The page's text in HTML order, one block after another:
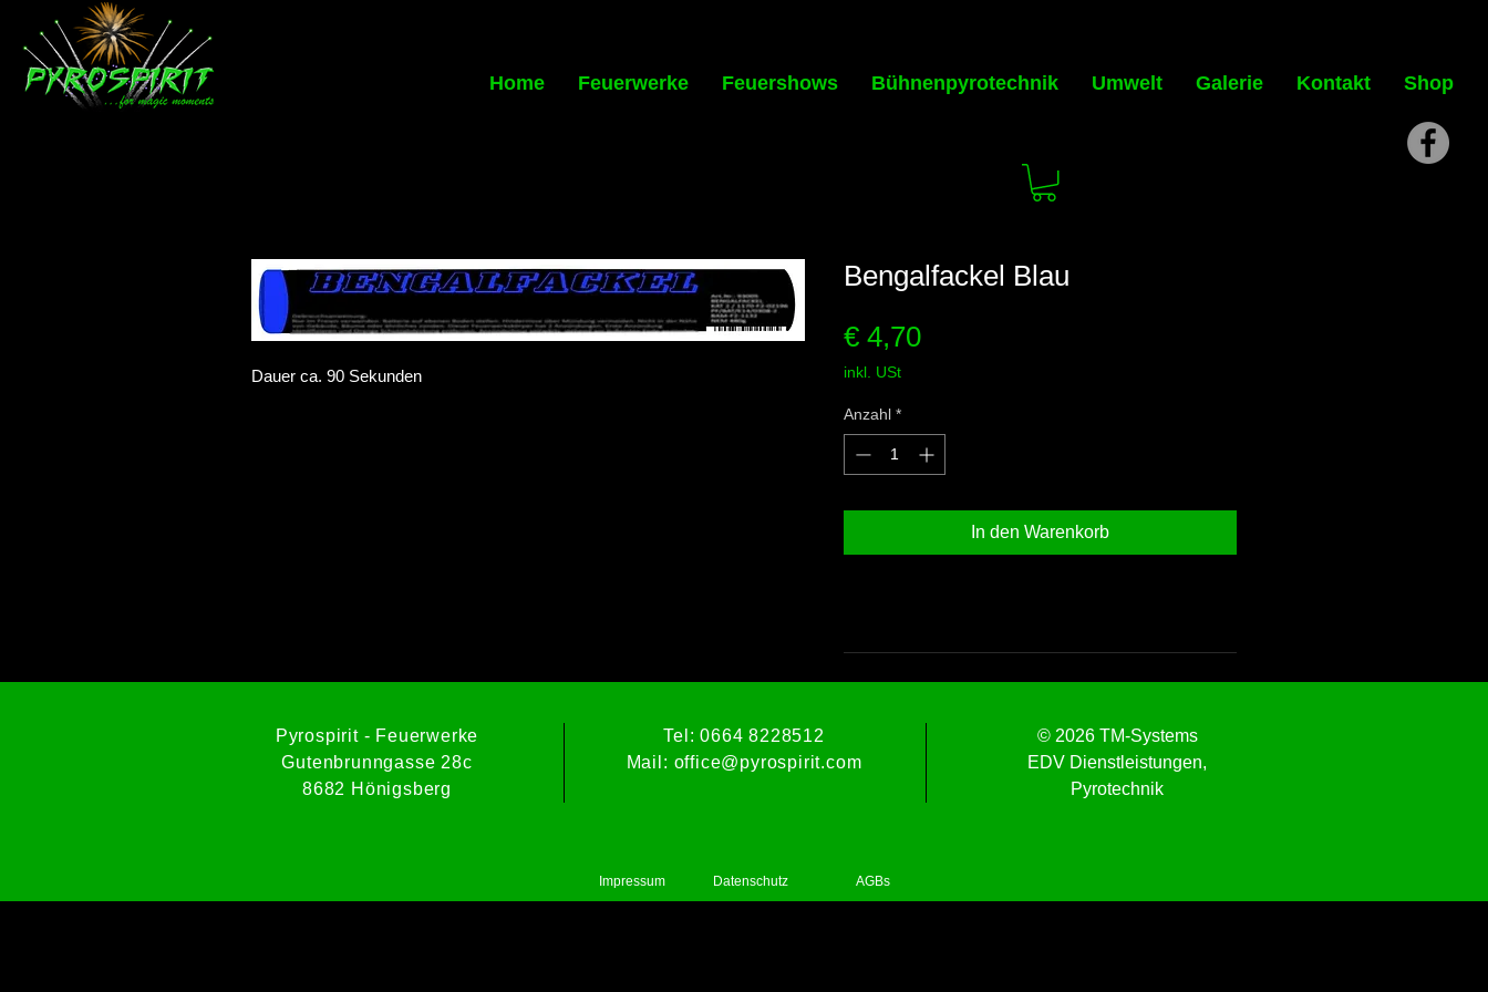
Home Feuerwerke Feuershows Bühnenpyrotechnik Umwelt Galerie Kontakt Shop
Dauer ca. 90 Sekunden
Bengalfackel Blau
€ 4,70Preis
inkl. USt
Anzahl *
In den Warenkorb
Pyrospirit - Feuerwerke
Gutenbrunngasse 28c
8682 Hönigsberg
Tel: 0664 8228512
Mail: office@pyrospirit.com
© 2026 TM-Systems
EDV Dienstleistungen,
Pyrotechnik
Impressum Datenschutz AGBs